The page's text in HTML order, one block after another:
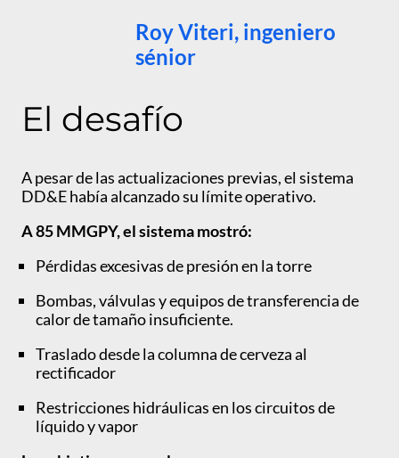
Roy Viteri, ingeniero
sénior
El desafío
A pesar de las actualizaciones previas, el sistema
DD&E había alcanzado su límite operativo.
A 85 MMGPY, el sistema mostró:
Pérdidas excesivas de presión en la torre
Bombas, válvulas y equipos de transferencia de
calor de tamaño insuficiente.
Traslado desde la columna de cerveza al
rectificador
Restricciones hidráulicas en los circuitos de
líquido y vapor